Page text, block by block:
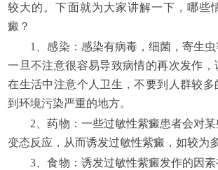
较大的。下面就为大家讲解一下，哪些
癜？
1、感染：感染有病毒，细菌，寄生虫
一旦不注意很容易导致病情的再次发作，
在生活中注意个人卫生，不要到人群较
到环境污染严重的地方。
2、药物：一些过敏性紫癜患者会对某
变态反应，从而诱发过敏性紫癜，如较为
3、食物：诱发过敏性紫癜发作的因素